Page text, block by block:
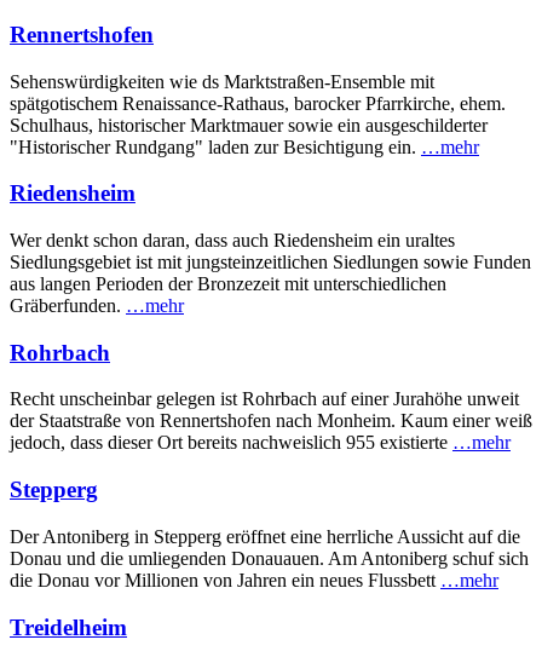
Rennertshofen
Sehenswürdigkeiten wie ds Marktstraßen-Ensemble mit
spätgotischem Renais­sance-Rat­haus, barocker Pfarrkirche, ehem.
Schul­haus, historischer Marktmauer sowie ein ausgeschilderter
"Historischer Rundgang" laden zur Besichtigung ein. …mehr
Riedensheim
Wer denkt schon daran, dass auch Riedensheim ein uraltes
Siedlungsgebiet ist mit jungsteinzeitlichen Siedlungen sowie Funden
aus langen Perioden der Bronzezeit mit unterschiedlichen
Gräberfunden. …mehr
Rohrbach
Recht unscheinbar gelegen ist Rohrbach auf einer Jurahöhe unweit
der Staatstraße von Rennertshofen nach Monheim. Kaum einer weiß
jedoch, dass dieser Ort bereits nachweislich 955 existierte …mehr
Stepperg
Der Antoniberg in Stepperg eröffnet eine herrliche Aussicht auf die
Donau und die umliegenden Donauauen. Am Antoniberg schuf sich
die Donau vor Millionen von Jahren ein neues Flussbett …mehr
Treidelheim